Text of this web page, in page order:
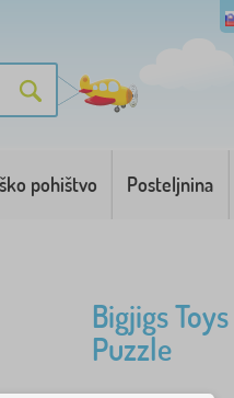
pohištvo Posteljnina
Bigjigs
Puzzle